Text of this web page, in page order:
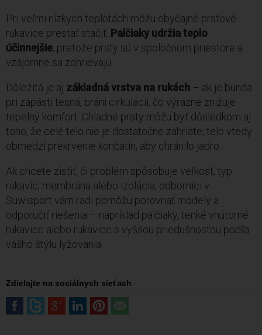
Pri veľmi nízkych teplotách môžu obyčajné prstové
rukavice prestať stačiť. Palčiaky udržia teplo
účinnejšie, pretože prsty sú v spoločnom priestore a
vzájomne sa zohrievajú.
Dôležitá je aj základná vrstva na rukách – ak je bunda
pri zápästí tesná, bráni cirkulácii, čo výrazne znižuje
tepelný komfort. Chladné prsty môžu byť dôsledkom aj
toho, že celé telo nie je dostatočne zahriate; telo vtedy
obmedzí prekrvenie končatín, aby chránilo jadro.
Ak chcete zistiť, či problém spôsobuje veľkosť, typ
rukavíc, membrána alebo izolácia, odborníci v
Suwisport vám radi pomôžu porovnať modely a
odporučiť riešenia – napríklad palčiaky, tenké vnútorné
rukavice alebo rukavice s vyššou priedušnosťou podľa
vášho štýlu lyžovania.
Zdielajte na sociálnych sieťach